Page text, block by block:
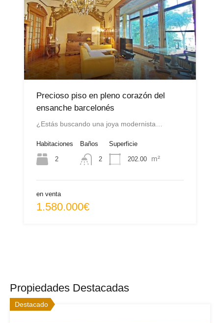
Precioso piso en pleno corazón del
ensanche barcelonés
¿Estás buscando una joya modernista…
Habitaciones
2
Baños
2
Superficie
202.00 m²
en venta
1.580.000€
Propiedades Destacadas
Destacado